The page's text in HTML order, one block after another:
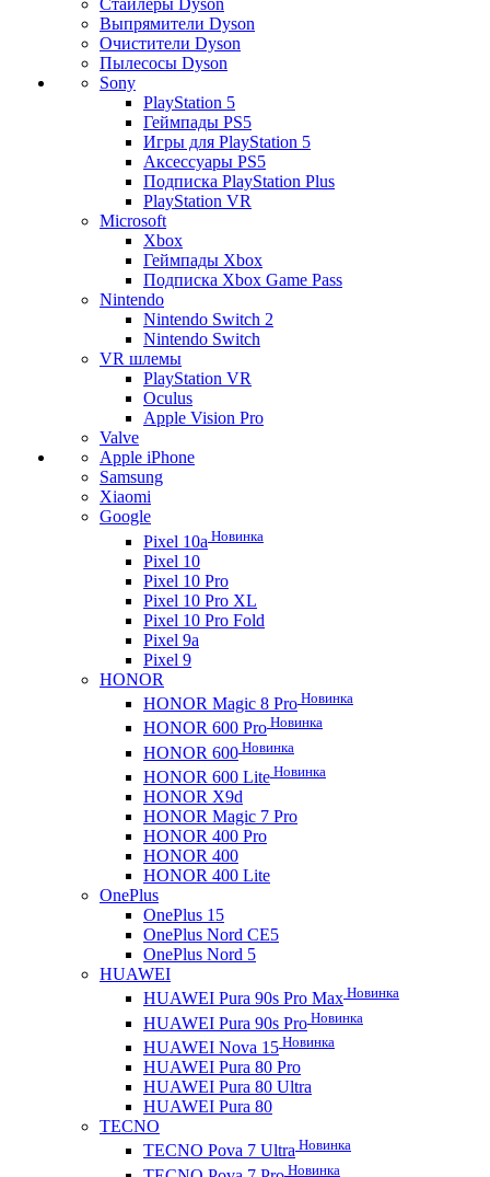
Стайлеры Dyson
Выпрямители Dyson
Очистители Dyson
Пылесосы Dyson
Sony
PlayStation 5
Геймпады PS5
Игры для PlayStation 5
Аксессуары PS5
Подписка PlayStation Plus
PlayStation VR
Microsoft
Xbox
Геймпады Xbox
Подписка Xbox Game Pass
Nintendo
Nintendo Switch 2
Nintendo Switch
VR шлемы
PlayStation VR
Oculus
Apple Vision Pro
Valve
Apple iPhone
Samsung
Xiaomi
Google
Pixel 10a Новинка
Pixel 10
Pixel 10 Pro
Pixel 10 Pro XL
Pixel 10 Pro Fold
Pixel 9a
Pixel 9
HONOR
HONOR Magic 8 Pro Новинка
HONOR 600 Pro Новинка
HONOR 600 Новинка
HONOR 600 Lite Новинка
HONOR X9d
HONOR Magic 7 Pro
HONOR 400 Pro
HONOR 400
HONOR 400 Lite
OnePlus
OnePlus 15
OnePlus Nord CE5
OnePlus Nord 5
HUAWEI
HUAWEI Pura 90s Pro Max Новинка
HUAWEI Pura 90s Pro Новинка
HUAWEI Nova 15 Новинка
HUAWEI Pura 80 Pro
HUAWEI Pura 80 Ultra
HUAWEI Pura 80
TECNO
TECNO Pova 7 Ultra Новинка
Новинка